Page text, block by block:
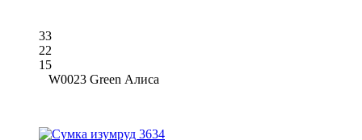
33
22
15
W0023 Green Алиса